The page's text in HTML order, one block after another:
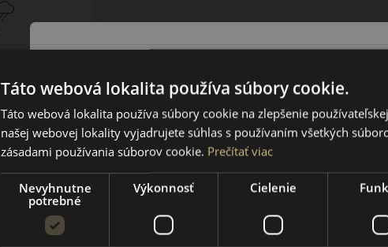
Táto webová lokalita používa súbory cookie.
Táto webová lokalita používa súbory cookie na zlepšenie
našej webovej lokality vyjadrujete súhlas s používaním všetkých
zásadami používania súborov cookie. Prečítať viac
Nevyhnutne
potrebné
Výkonnosť Cielenie